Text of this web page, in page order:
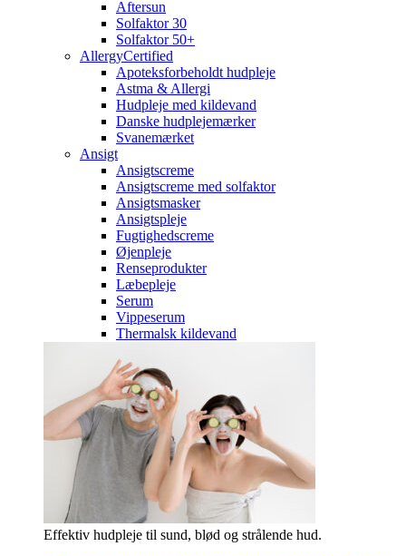
Aftersun
Solfaktor 30
Solfaktor 50+
AllergyCertified
Apoteksforbeholdt hudpleje
Astma & Allergi
Hudpleje med kildevand
Danske hudplejemærker
Svanemærket
Ansigt
Ansigtscreme
Ansigtscreme med solfaktor
Ansigtsmasker
Ansigtspleje
Fugtighedscreme
Øjenpleje
Renseprodukter
Læbepleje
Serum
Vippeserum
Thermalsk kildevand
Effektiv hudpleje til sund, blød og strålende hud.